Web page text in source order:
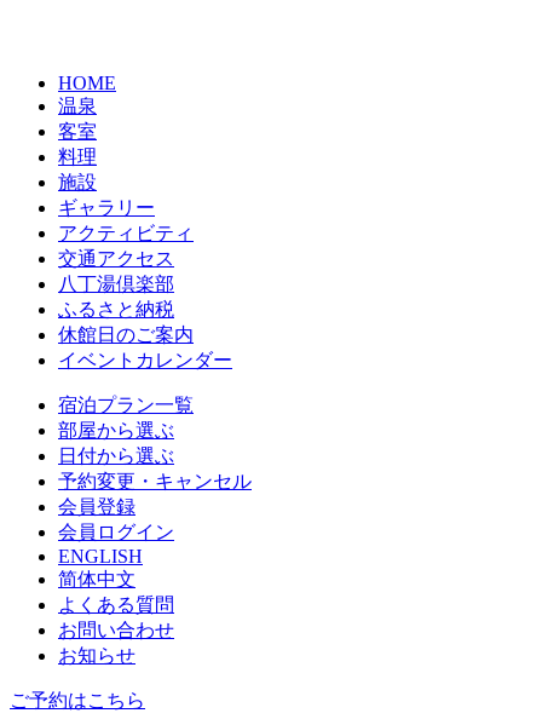
HOME
温泉
客室
料理
施設
ギャラリー
アクティビティ
交通アクセス
八丁湯倶楽部
ふるさと納税
休館日のご案内
イベントカレンダー
宿泊プラン一覧
部屋から選ぶ
日付から選ぶ
予約変更・キャンセル
会員登録
会員ログイン
ENGLISH
简体中文
よくある質問
お問い合わせ
お知らせ
ご予約はこちら